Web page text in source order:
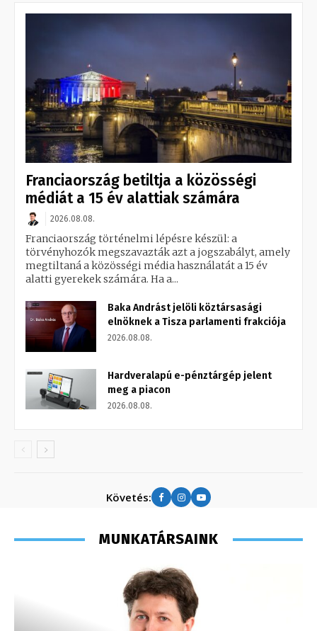
Franciaország betiltja a közösségi
médiát a 15 év alattiak számára
2026.08.08.
Franciaország történelmi lépésre készül: a
törvényhozók megszavazták azt a jogszabályt, amely
megtiltaná a közösségi média használatát a 15 év
alatti gyerekek számára. Ha a...
Baka Andrást jelöli köztársasági
elnöknek a Tisza parlamenti frakciója
2026.08.08.
Hardveralapú e-pénztárgép jelent
meg a piacon
2026.08.08.
Követés:
MUNKATÁRSAINK